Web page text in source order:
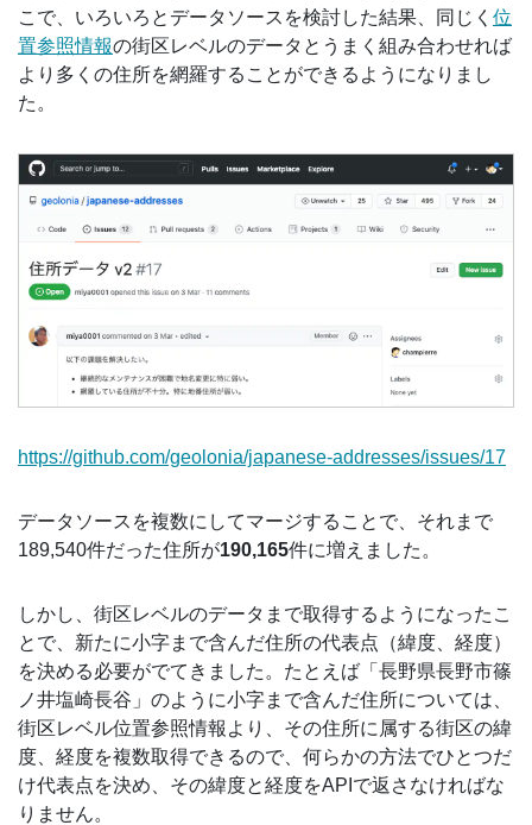
こで、いろいろとデータソースを検討した結果、同じく 位
置参照情報の街区レベルのデータとうまく組み合わせれば
より多くの住所を網羅することができるようになりまし
た。
https://github.com/geolonia/japanese-addresses/issues/17
データソースを複数にしてマージすることで、それまで
189,540件だった住所が190,165件に増えました。
しかし、街区レベルのデータまで取得するようになったこ
とで、新たに小字まで含んだ住所の代表点（緯度、経度）
を決める必要がでてきました。たとえば「長野県長野市篠
ノ井塩崎長谷」のように小字まで含んだ住所については、
街区レベル位置参照情報より、その住所に属する街区の緯
度、経度を複数取得できるので、何らかの方法でひとつだ
け代表点を決め、その緯度と経度をAPIで返さなければな
りません。